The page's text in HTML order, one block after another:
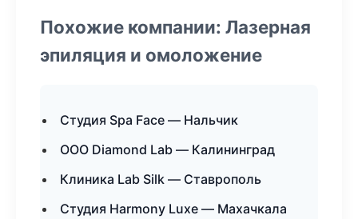
Похожие компании: Лазерная
эпиляция и омоложение
Студия Spa Face — Нальчик
ООО Diamond Lab — Калининград
Клиника Lab Silk — Ставрополь
Студия Harmony Luxe — Махачкала